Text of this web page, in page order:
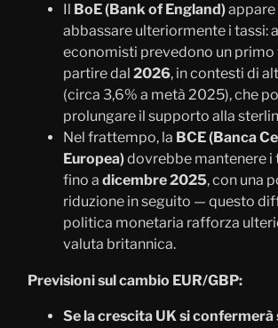
Il BoE (Bank of England)
abbassare ulteriormente i tassi:
economisti prevedono un primo
partire dal 2026, in contesti di
(circa 3,6% a metà 2025), che
prolungare il supporto alla
Nel frattempo, la BCE (Banca
Europea)dovrebbe mantenere i
fino a dicembre 2025, con una
riduzione in seguito — questo
politica monetaria rafforza
valuta britannica.
Previsioni sul cambio EUR/GBP:
Se la crescita UK si confermerà